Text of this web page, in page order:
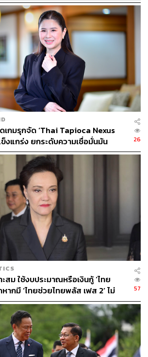
ได้ประชุมกับผู้ประกอบการวิสาหกิจ
บ้านหนองสังข์ แบรนด์ กะเลิงคราฟ
และจำหน่ายสินค้าผ้าทอและผลิตภัณฑ์
ขิดย้อมไม้มงคล ผ้าซิ่นมัดหมี่ ซิ่นมัดหมี่
ยขิด ผ้ามุกลายขิด ผ้าฝ้าย ผ้าพื้นหลากสี
เป็นต้น โดยผ้าทอที่นี่มีความโดดเด่น มี
าณที่สืบสานและถ่ายทอดภูมิปัญญาท้อง
ป็นผ้าลายขิดโบราณที่ย้อมด้วยสีธรรมชาติ
ม้มงคล เช่น ไม้ประดู่ ไม้สัก กันเกรา
แสด ใช้วัตถุดิบและกระบวนการผลิตที่
มตามโมเดลเศรษฐกิจ BCG ตอบโจทย์
าดปัจจุบัน ซึ่งผู้ประกอบการต้องการ
ม โดยตนจึงได้มอบหมายให้สำนักงาน
น่วยงานในกระทรวงพาณิชย์ร่วมกันส่ง
ให้เข้าถึงตลาดออนไลน์และออฟไลน์ทั้ง
และควบคู่กับการประชาสัมพันธ์สินค้า
ที่รู้จักในวงกว้าง
งร่วมผลักดันนโยบาย Soft Power ของ
พทองธารอย่างเต็มที่ โดยพัฒนาผู้
งถิ่นทั้งเกษตรแปรรูปและสินค้าที่ส่ง
ห้เติบโตเป็นผู้ส่งออก โดยผลิตสินค้าที่
การนำนวัตกรรมเทคโนโลยี และงาน
ะบวนการผลิตสินค้า คำนึงเรื่องการใช้
องถิ่น แรงงานฝีมือคนไทยเป็นจุดขาย
สู่ความยั่งยืน ควบคู่ไปกับการหาตลาด
ดยเฉพาะจากประเทศที่เรามีการจัดทำ
ระทรวงฯ ยังให้ความสำคัญกับการช่วยผู้
รขยายช่องทางตลาดเพิ่มเติม ผลักดัน
เกมรุกจัด ‘Thai Tapioca Nexus
งแกร่ง ยกระดับความเชื่อมั่นมัน
ดโลก
26
สม ใช้งบประมาณหรือเงินกู้ ‘ไทย
ากมี ‘ไทยช่วยไทยพลัส เฟส 2’ ไม่
มกัน
57